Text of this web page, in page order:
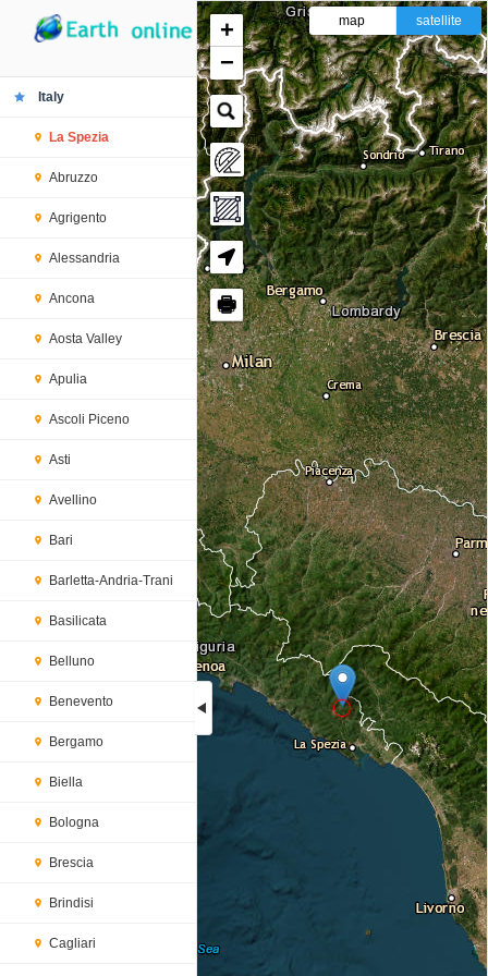
Italy
La Spezia
Abruzzo
Agrigento
Alessandria
Ancona
Aosta Valley
Apulia
Ascoli Piceno
Asti
Avellino
Bari
Barletta-Andria-Trani
Basilicata
Belluno
Benevento
Bergamo
Biella
Bologna
Brescia
Brindisi
Cagliari
Loading...
+
−
🖶
map satellite